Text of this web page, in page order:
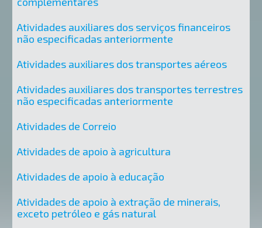
Atividades auxiliares dos serviços financeiros
não especificadas anteriormente
Atividades auxiliares dos transportes aéreos
Atividades auxiliares dos transportes terrestres
não especificadas anteriormente
Atividades de Correio
Atividades de apoio à agricultura
Atividades de apoio à educação
Atividades de apoio à extração de minerais,
exceto petróleo e gás natural